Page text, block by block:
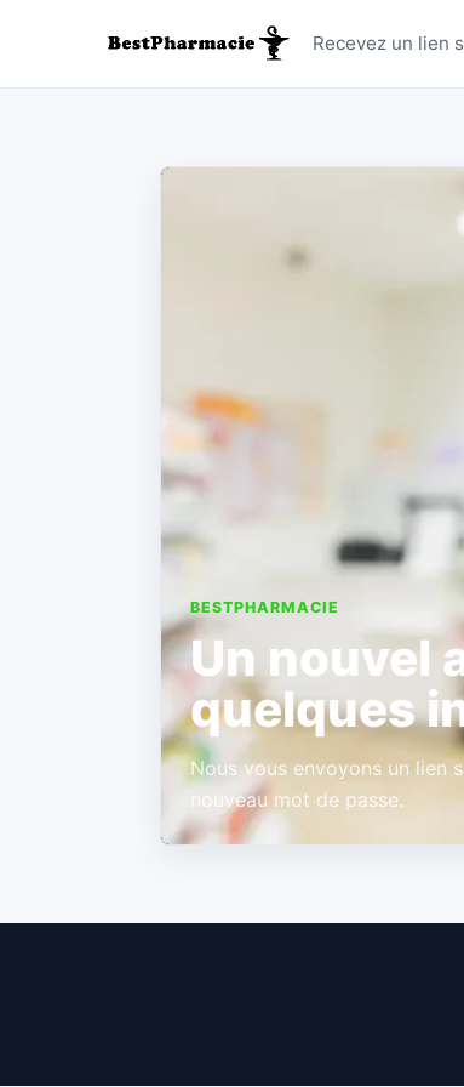
Recevez un lien
BESTPHARMACIE
Un nouvel
quelques
Nous vous envoyons un lien
nouveau mot de passe.